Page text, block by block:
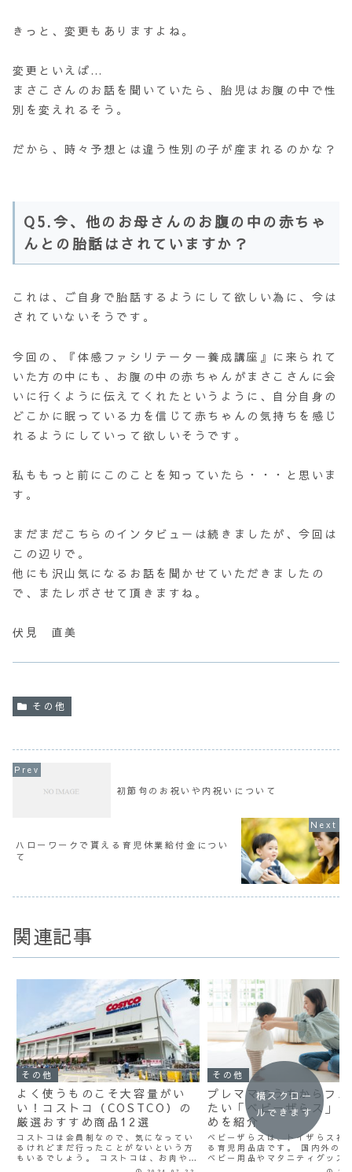
きっと、変更もありますよね。
変更といえば…
まさこさんのお話を聞いていたら、胎児はお腹の中で性
別を変えれるそう。
だから、時々予想とは違う性別の子が産まれるのかな？
Q5.今、他のお母さんのお腹の中の赤ちゃ
んとの胎話はされていますか？
これは、ご自身で胎話するようにして欲しい為に、今は
されていないそうです。
今回の、『体感ファシリテーター養成講座』に来られて
いた方の中にも、お腹の中の赤ちゃんがまさこさんに会
いに行くように伝えてくれたというように、自分自身の
どこかに眠っている力を信じて赤ちゃんの気持ちを感じ
れるようにしていって欲しいそうです。
私ももっと前にこのことを知っていたら・・・と思いま
す。
まだまだこちらのインタビューは続きましたが、今回は
この辺りで。
他にも沢山気になるお話を聞かせていただきましたの
で、またレポさせて頂きますね。
伏見 直美
その他
初節句のお祝いや内祝いについて
ハローワークで貰える育児休業給付金につい
て
関連記事
その他
よく使うものこそ大容量がい
い！コストコ（COSTCO）の
厳選おすすめ商品12選
コストコは会員制なので、気になってい
るけれどまだ行ったことがないという方
もいるでしょう。 コストコは、お肉やケ
ーキ、パンなど大容量で人気の食料品だ
その他
プレママのうちからフ
たい「ベビーザらス」
めを紹介
ベビーザらスは、トイザらス社
る育児用品店です。 国内外の
ベビー用品やマタニティグッズ
富に揃っています。 この記事
横スクロー
ルできます